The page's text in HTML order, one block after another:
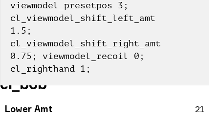
viewmodel_presetpos 3;
cl_viewmodel_shift_left_amt
1.5;
cl_viewmodel_shift_right_amt
0.75; viewmodel_recoil 0;
cl_righthand 1;
cl_bob
Lower Amt 21